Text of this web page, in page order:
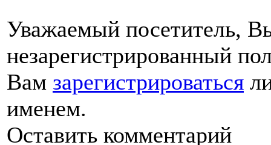
Уважаемый посетитель,
незарегистрированный
Вам зарегистрироваться
именем.
Оставить комментарий